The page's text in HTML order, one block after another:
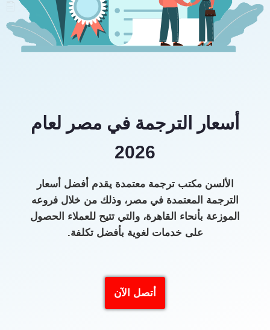
أسعار الترجمة في مصر لعام
2026
الألسن مكتب ترجمة معتمدة يقدم أفضل أسعار
الترجمة المعتمدة في مصر، وذلك من خلال فروعه
الموزعة بأنحاء القاهرة، والتي تتيح للعملاء الحصول
على خدمات لغوية بأفضل تكلفة.
أتصل الآن